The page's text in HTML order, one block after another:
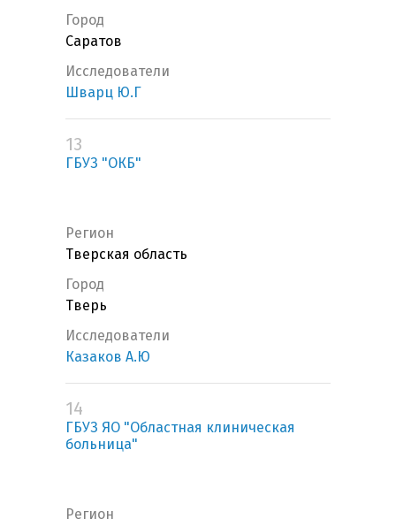
Город
Саратов
Исследователи
Шварц Ю.Г
13
ГБУЗ "ОКБ"
Регион
Тверская область
Город
Тверь
Исследователи
Казаков А.Ю
14
ГБУЗ ЯО "Областная клиническая
больница"
Регион